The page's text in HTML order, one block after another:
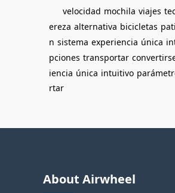
velocidad mochila viajes
ereza alternativa bicicletas
n sistema experiencia única
pciones transportar
iencia única intuitivo
rtar
About Airwheel